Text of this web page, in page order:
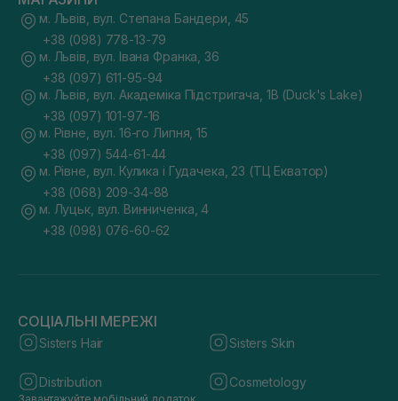
м. Львів, вул. Степана Бандери, 45
+38 (098) 778-13-79
м. Львів, вул. Івана Франка, 36
+38 (097) 611-95-94
м. Львів, вул. Академіка Підстригача, 1В (Duck's Lake)
+38 (097) 101-97-16
м. Рівне, вул. 16-го Липня, 15
+38 (097) 544-61-44
м. Рівне, вул. Кулика і Гудачека, 23 (ТЦ Екватор)
+38 (068) 209-34-88
м. Луцьк, вул. Винниченка, 4
+38 (098) 076-60-62
СОЦІАЛЬНІ МЕРЕЖІ
Sisters Hair Sisters Skin
Distribution Cosmetology